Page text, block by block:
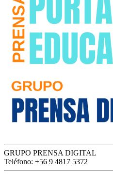
GRUPO PRENSA DIGITAL
Teléfono: +56 9 4817 5372